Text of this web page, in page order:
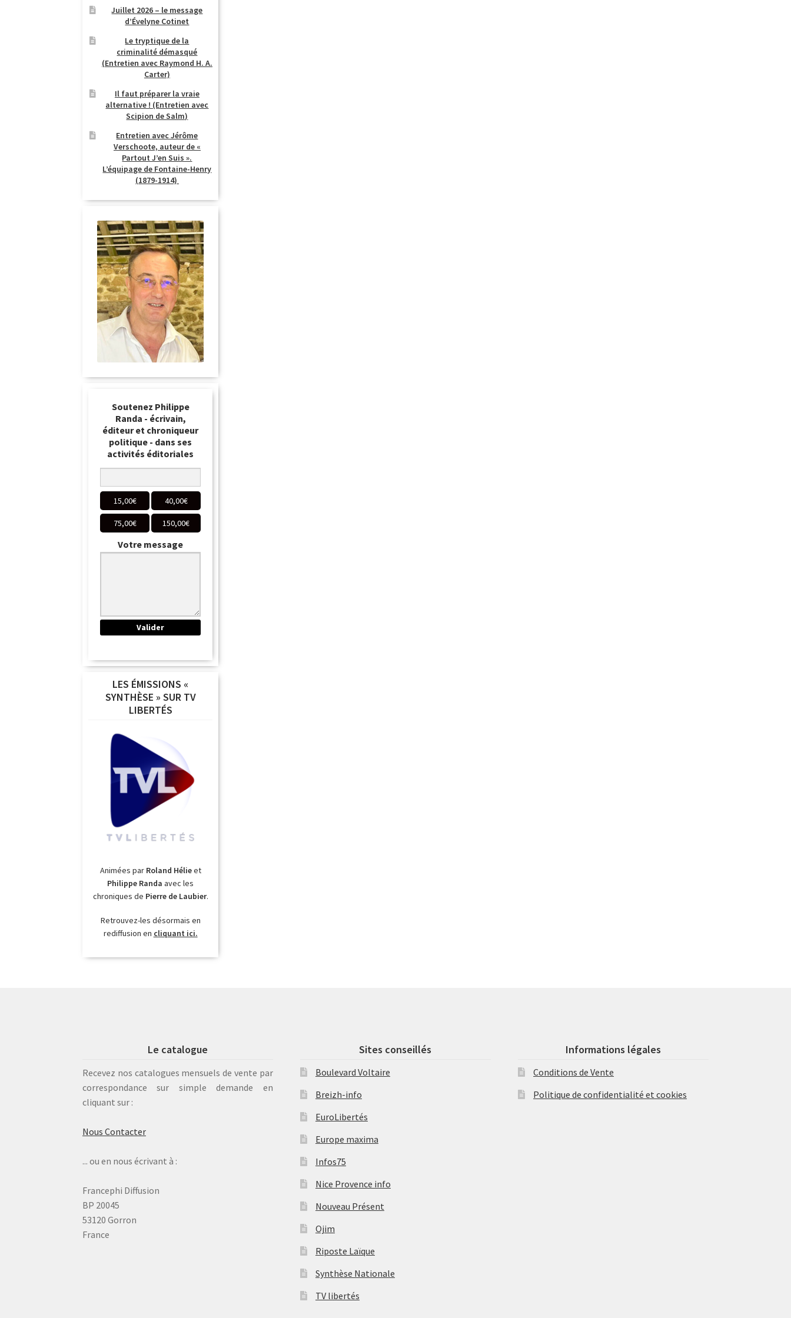
Juillet 2026 – le message
d’Évelyne Cotinet
Le tryptique de la
criminalité démasqué
(Entretien avec Raymond H. A.
Carter)
Il faut préparer la vraie
alternative ! (Entretien avec
Scipion de Salm)
Entretien avec Jérôme
Verschoote, auteur de «
Partout J’en Suis ».
L’équipage de Fontaine-Henry
(1879-1914)
Soutenez Philippe
Randa - écrivain,
éditeur et chroniqueur
politique - dans ses
activités éditoriales
15,00€ 40,00€
75,00€ 150,00€
Votre message
LES ÉMISSIONS «
SYNTHÈSE » SUR TV
LIBERTÉS
Animées par Roland Hélieet
Philippe Randa avec les
chroniques de Pierre de Laubier.
Retrouvez-les désormais en
rediffusion en cliquant ici.
Le catalogue
Recevez nos catalogues mensuels de vente par
correspondance sur simple demande en
cliquant sur :
Nous Contacter
... ou en nous écrivant à :
Francephi Diffusion
BP 20045
53120 Gorron
France
Sites conseillés
Boulevard Voltaire
Breizh-info
EuroLibertés
Europe maxima
Infos75
Nice Provence info
Nouveau Présent
Ojim
Riposte Laïque
Synthèse Nationale
TV libertés
Informations légales
Conditions de Vente
Politique de confidentialité et cookies